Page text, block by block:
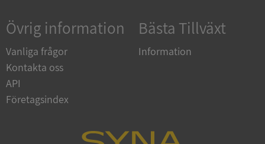
Övrig information
Vanliga frågor
Kontakta oss
API
Företagsindex
Bästa Tillväxt
Information